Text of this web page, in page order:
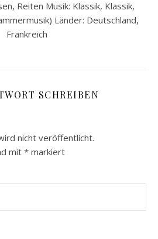
Reiten Musik: Klassik, Klassik,
Länder: Deutschland,
Frankreich
SCHREIBEN
nicht veröffentlicht.
mit * markiert